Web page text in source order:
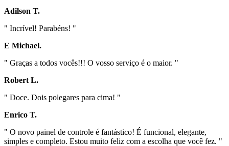
Adilson T.
" Incrível! Parabéns! "
E Michael.
" Graças a todos vocês!!! O vosso serviço é o maior. "
Robert L.
" Doce. Dois polegares para cima! "
Enrico T.
" O novo painel de controle é fantástico! É funcional, elegante,
simples e completo. Estou muito feliz com a escolha que você fez. "